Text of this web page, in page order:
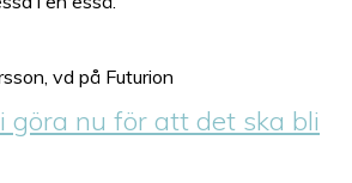
göra nu för att det ska bli